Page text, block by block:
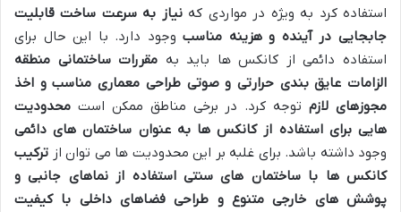
استفاده کرد به ویژه در مواردی کهنیاز به سرعت ساخت قابلیت
جابجایی در آینده و هزینه مناسبوجود دارد. با این حال برای
استفاده دائمی از کانکس ها باید به مقررات ساختمانی منطقه
الزامات عایق بندی حرارتی و صوتی طراحی معماری مناسب و اخذ
مجوزهای لازمتوجه کرد. در برخی مناطق ممکن است محدودیت
هایی برای استفاده از کانکس ها به عنوان ساختمان های دائمی
وجود داشته باشد. برای غلبه بر این محدودیت ها می توان از ترکیب
کانکس ها با ساختمان های سنتی استفاده از نماهای جانبی و
پوشش های خارجی متنوع و طراحی فضاهای داخلی با کیفیت